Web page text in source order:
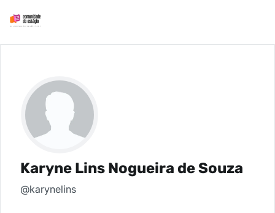
Karyne Lins Nogueira de Souza
@karynelins